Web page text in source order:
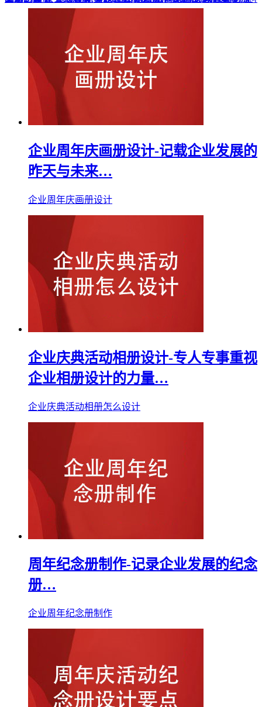
企业周年庆画册设计-记载企业发展的
昨天与未来…
企业周年庆画册设计
企业庆典活动相册设计-专人专事重视
企业相册设计的力量…
企业庆典活动相册怎么设计
周年纪念册制作-记录企业发展的纪念
册…
企业周年纪念册制作